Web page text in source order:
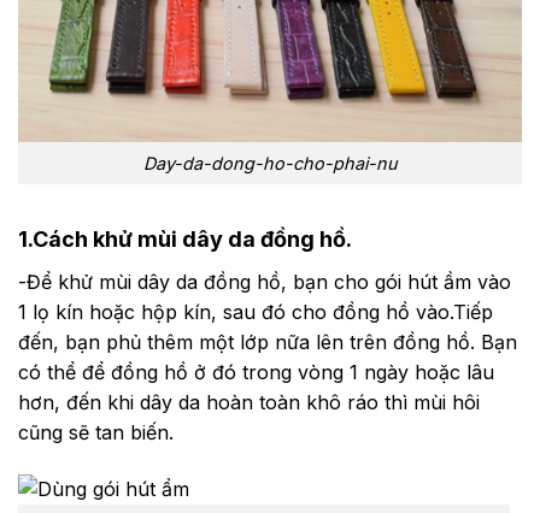
Day-da-dong-ho-cho-phai-nu
1.Cách khử mùi dây da đồng hồ.
-Để khử mùi dây da đồng hồ, bạn cho gói hút ầm vào
1 lọ kín hoặc hộp kín, sau đó cho đồng hồ vào.Tiếp
đến, bạn phủ thêm một lớp nữa lên trên đồng hồ. Bạn
có thể để đồng hồ ở đó trong vòng 1 ngày hoặc lâu
hơn, đến khi dây da hoàn toàn khô ráo thì mùi hôi
cũng sẽ tan biến.